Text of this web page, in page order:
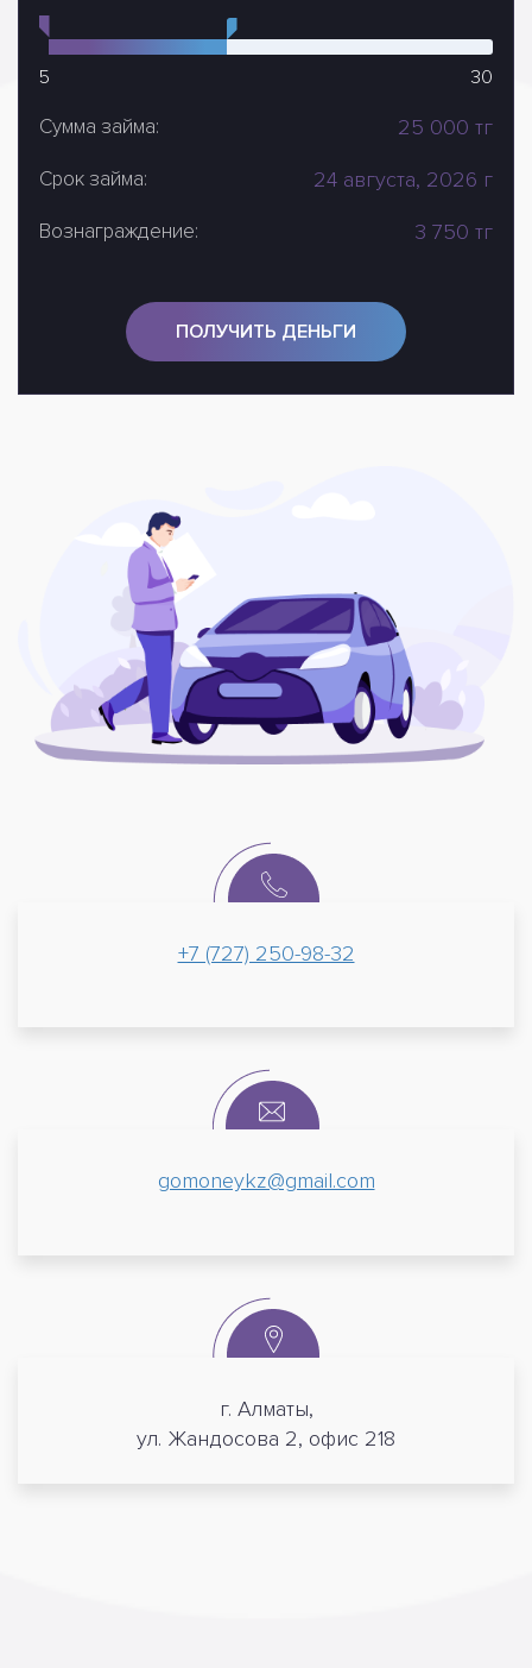
5 30
Сумма займа: 25 000 тг
Срок займа: 24 августа, 2026 г
Вознаграждение: 3 750 тг
ПОЛУЧИТЬ ДЕНЬГИ
+7 (727) 250-98-32
gomoneykz@gmail.com
г. Алматы,
ул. Жандосова 2, офис 218